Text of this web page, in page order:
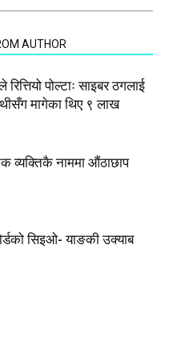
AUTHOR
पोल्टाः साइबर ठगलाई
मागेका थिए ९ लाख
व्यक्तिकै नाममा औंठाछाप
सिइओ- याङकी उक्याब